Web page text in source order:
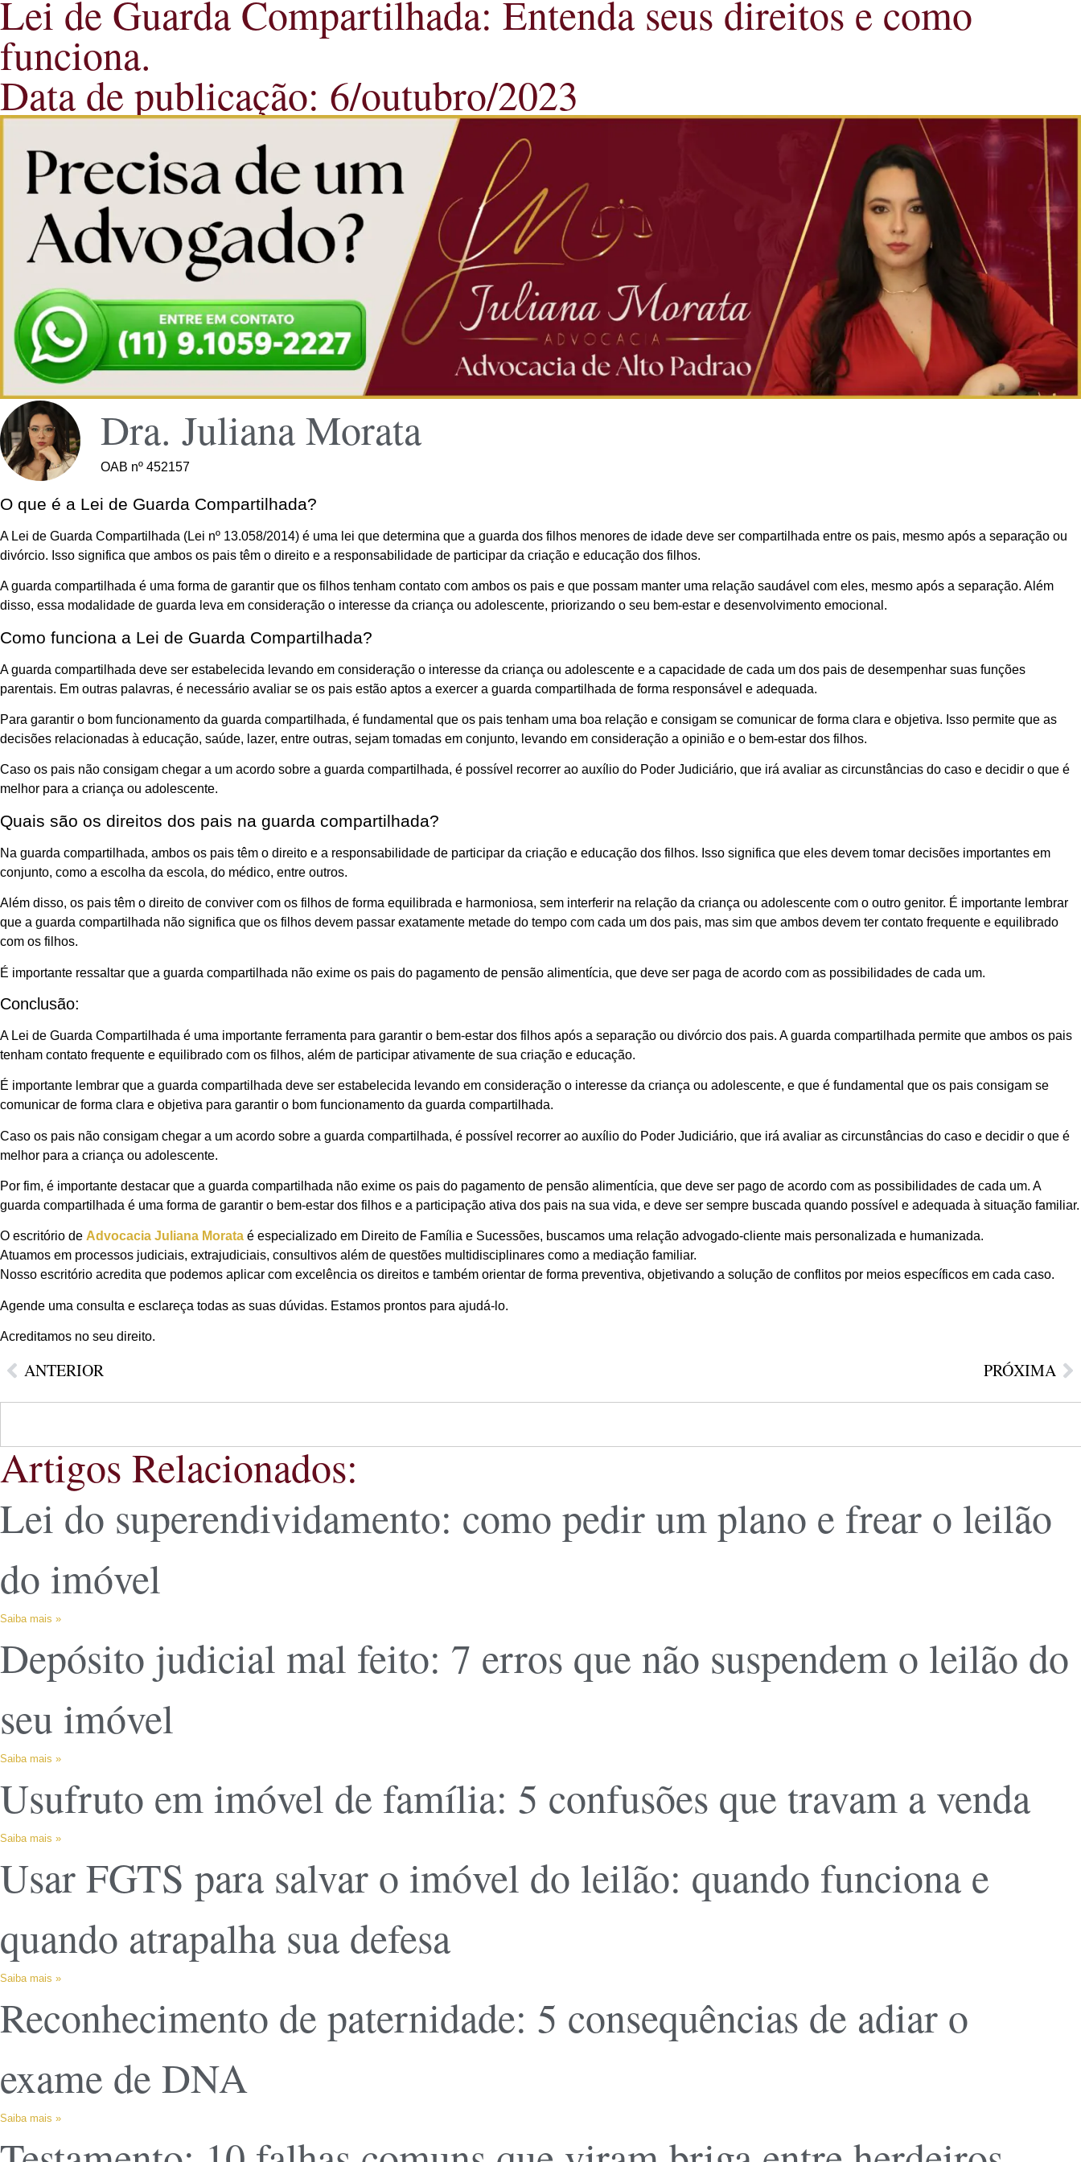
Lei de Guarda Compartilhada: Entenda seus direitos e como
funciona.
Data de publicação: 6/outubro/2023
Dra. Juliana Morata
OAB nº 452157
O que é a Lei de Guarda Compartilhada?
A Lei de Guarda Compartilhada (Lei nº 13.058/2014) é uma lei que determina que a guarda dos filhos menores de idade deve ser compartilhada entre os pais, mesmo após a separação ou
divórcio. Isso significa que ambos os pais têm o direito e a responsabilidade de participar da criação e educação dos filhos.
A guarda compartilhada é uma forma de garantir que os filhos tenham contato com ambos os pais e que possam manter uma relação saudável com eles, mesmo após a separação. Além
disso, essa modalidade de guarda leva em consideração o interesse da criança ou adolescente, priorizando o seu bem-estar e desenvolvimento emocional.
Como funciona a Lei de Guarda Compartilhada?
A guarda compartilhada deve ser estabelecida levando em consideração o interesse da criança ou adolescente e a capacidade de cada um dos pais de desempenhar suas funções
parentais. Em outras palavras, é necessário avaliar se os pais estão aptos a exercer a guarda compartilhada de forma responsável e adequada.
Para garantir o bom funcionamento da guarda compartilhada, é fundamental que os pais tenham uma boa relação e consigam se comunicar de forma clara e objetiva. Isso permite que as
decisões relacionadas à educação, saúde, lazer, entre outras, sejam tomadas em conjunto, levando em consideração a opinião e o bem-estar dos filhos.
Caso os pais não consigam chegar a um acordo sobre a guarda compartilhada, é possível recorrer ao auxílio do Poder Judiciário, que irá avaliar as circunstâncias do caso e decidir o que é
melhor para a criança ou adolescente.
Quais são os direitos dos pais na guarda compartilhada?
Na guarda compartilhada, ambos os pais têm o direito e a responsabilidade de participar da criação e educação dos filhos. Isso significa que eles devem tomar decisões importantes em
conjunto, como a escolha da escola, do médico, entre outros.
Além disso, os pais têm o direito de conviver com os filhos de forma equilibrada e harmoniosa, sem interferir na relação da criança ou adolescente com o outro genitor. É importante lembrar
que a guarda compartilhada não significa que os filhos devem passar exatamente metade do tempo com cada um dos pais, mas sim que ambos devem ter contato frequente e equilibrado
com os filhos.
É importante ressaltar que a guarda compartilhada não exime os pais do pagamento de pensão alimentícia, que deve ser paga de acordo com as possibilidades de cada um.
Conclusão:
A Lei de Guarda Compartilhada é uma importante ferramenta para garantir o bem-estar dos filhos após a separação ou divórcio dos pais. A guarda compartilhada permite que ambos os pais
tenham contato frequente e equilibrado com os filhos, além de participar ativamente de sua criação e educação.
É importante lembrar que a guarda compartilhada deve ser estabelecida levando em consideração o interesse da criança ou adolescente, e que é fundamental que os pais consigam se
comunicar de forma clara e objetiva para garantir o bom funcionamento da guarda compartilhada.
Caso os pais não consigam chegar a um acordo sobre a guarda compartilhada, é possível recorrer ao auxílio do Poder Judiciário, que irá avaliar as circunstâncias do caso e decidir o que é
melhor para a criança ou adolescente.
Por fim, é importante destacar que a guarda compartilhada não exime os pais do pagamento de pensão alimentícia, que deve ser pago de acordo com as possibilidades de cada um. A
guarda compartilhada é uma forma de garantir o bem-estar dos filhos e a participação ativa dos pais na sua vida, e deve ser sempre buscada quando possível e adequada à situação familiar.
O escritório de Advocacia Juliana Morata é especializado em Direito de Família e Sucessões, buscamos uma relação advogado-cliente mais personalizada e humanizada.
Atuamos em processos judiciais, extrajudiciais, consultivos além de questões multidisciplinares como a mediação familiar.
Nosso escritório acredita que podemos aplicar com excelência os direitos e também orientar de forma preventiva, objetivando a solução de conflitos por meios específicos em cada caso.
Agende uma consulta e esclareça todas as suas dúvidas. Estamos prontos para ajudá-lo.
Acreditamos no seu direito.
ANTERIOR PRÓXIMA
Artigos Relacionados:
Lei do superendividamento: como pedir um plano e frear o leilão
do imóvel
Saiba mais »
Depósito judicial mal feito: 7 erros que não suspendem o leilão do
seu imóvel
Saiba mais »
Usufruto em imóvel de família: 5 confusões que travam a venda
Saiba mais »
Usar FGTS para salvar o imóvel do leilão: quando funciona e
quando atrapalha sua defesa
Saiba mais »
Reconhecimento de paternidade: 5 consequências de adiar o
exame de DNA
Saiba mais »